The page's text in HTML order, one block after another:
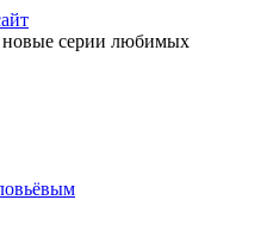
новые серии любимых